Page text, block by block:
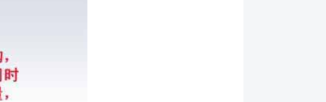
要检查包装箱内的物件，然后，重新密封包
坏，只有当安装期间需要这些物件时，才再
氨酯覆层的部件，例如橡胶弹簧，（当提